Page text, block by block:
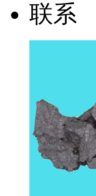
联系